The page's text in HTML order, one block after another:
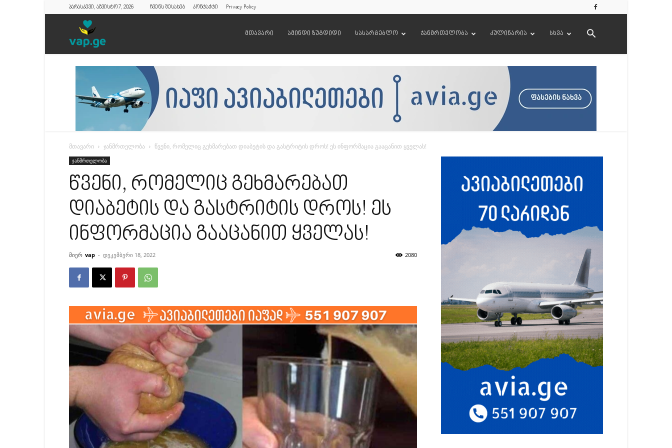
პარასკევი, აგვისტო 7, 2026 ჩვენს შესახებ კონტაქტი Privacy Policy
მთავარი ამინდი ზუგდიდი სასარგებლო ჯანმრთელობა კულინარია სხვა
მთავარი ჯანმრთელობა წვენი, რომელიც გეხმარებათ დიაბეტის და გასტრიტის დროს! ეს ინფორმაცია გააცანით ყველას!
ჯანმრთელობა
წვენი, რომელიც გეხმარებათ
დიაბეტის და გასტრიტის დროს! ეს
ინფორმაცია გააცანით ყველას!
მიერ vap - დეკემბერი 18, 2022 2080